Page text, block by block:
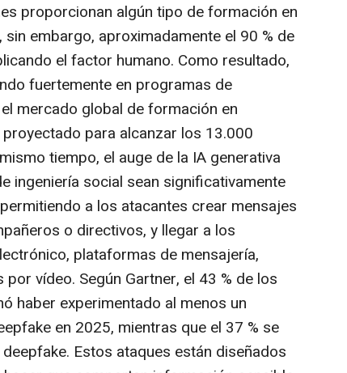
proporcionan algún tipo de formación en
embargo, aproximadamente el 90 % de
el factor humano. Como resultado,
fuertemente en programas de
mercado global de formación en
para alcanzar los 13.000
tiempo, el auge de la IA generativa
ingeniería social sean significativamente
a los atacantes crear mensajes
o directivos, y llegar a los
plataformas de mensajería,
vídeo. Según Gartner, el 43 % de los
haber experimentado al menos un
en 2025, mientras que el 37 % se
deepfake. Estos ataques están diseñados